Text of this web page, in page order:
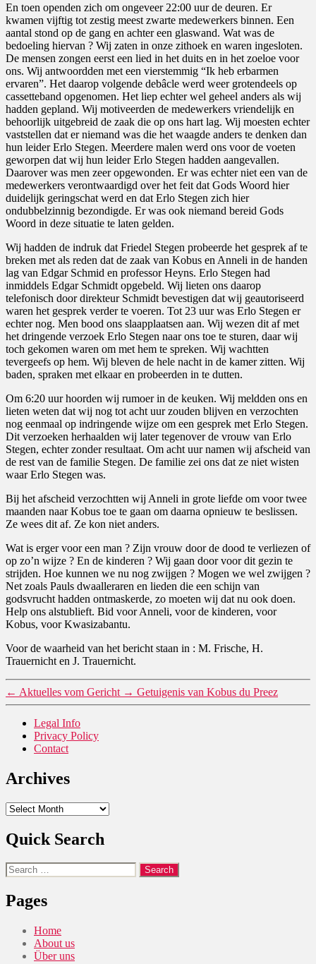
En toen openden zich om ongeveer 22:00 uur de deuren. Er
kwamen vijftig tot zestig meest zwarte medewerkers binnen. Een
aantal stond op de gang en achter een glaswand. Wat was de
bedoeling hiervan ? Wij zaten in onze zithoek en waren ingesloten.
De mensen zongen eerst een lied in het duits en in het zoeloe voor
ons. Wij antwoordden met een vierstemmig “Ik heb erbarmen
ervaren”. Het daarop volgende debâcle werd weer grotendeels op
cassetteband opgenomen. Het liep echter wel geheel anders als wij
hadden gepland. Wij motiveerden de medewerkers vriendelijk en
behoorlijk uitgebreid de zaak die op ons hart lag. Wij moesten echter
vaststellen dat er niemand was die het waagde anders te denken dan
hun leider Erlo Stegen. Meerdere malen werd ons voor de voeten
geworpen dat wij hun leider Erlo Stegen hadden aangevallen.
Daarover was men zeer opgewonden. Er was echter niet een van de
medewerkers verontwaardigd over het feit dat Gods Woord hier
duidelijk geringschat werd en dat Erlo Stegen zich hier
ondubbelzinnig bezondigde. Er was ook niemand bereid Gods
Woord in deze situatie te laten gelden.
Wij hadden de indruk dat Friedel Stegen probeerde het gesprek af te
breken met als reden dat de zaak van Kobus en Anneli in de handen
lag van Edgar Schmid en professor Heyns. Erlo Stegen had
inmiddels Edgar Schmidt opgebeld. Wij lieten ons daarop
telefonisch door direkteur Schmidt bevestigen dat wij geautoriseerd
waren het gesprek verder te voeren. Tot 23 uur was Erlo Stegen er
echter nog. Men bood ons slaapplaatsen aan. Wij wezen dit af met
het dringende verzoek Erlo Stegen naar ons toe te sturen, daar wij
toch gekomen waren om met hem te spreken. Wij wachtten
tevergeefs op hem. Wij bleven de hele nacht in de kamer zitten. Wij
baden, spraken met elkaar en probeerden in te dutten.
Om 6:20 uur hoorden wij rumoer in de keuken. Wij meldden ons en
lieten weten dat wij nog tot acht uur zouden blijven en verzochten
nog eenmaal op indringende wijze om een gesprek met Erlo Stegen.
Dit verzoeken herhaalden wij later tegenover de vrouw van Erlo
Stegen, echter zonder resultaat. Om acht uur namen wij afscheid van
de rest van de familie Stegen. De familie zei ons dat ze niet wisten
waar Erlo Stegen was.
Bij het afscheid verzochtten wij Anneli in grote liefde om voor twee
maanden naar Kobus toe te gaan om daarna opnieuw te beslissen.
Ze wees dit af. Ze kon niet anders.
Wat is erger voor een man ? Zijn vrouw door de dood te verliezen of
op zo’n wijze ? En de kinderen ? Wij gaan door voor dit gezin te
strijden. Hoe kunnen we nu nog zwijgen ? Mogen we wel zwijgen ?
Net zoals Pauls dwaalleraren en lieden die een schijn van
godsvrucht hadden ontmaskerde, zo moeten wij dat nu ook doen.
Help ons alstublieft. Bid voor Anneli, voor de kinderen, voor
Kobus, voor Kwasizabantu.
Voor de waarheid van het bericht staan in : M. Frische, H.
Trauernicht en J. Trauernicht.
← Aktuelles vom Gericht → Getuigenis van Kobus du Preez
Legal Info
Privacy Policy
Contact
Archives
Archives
Quick Search
Search
for:
Pages
Home
About us
Über uns